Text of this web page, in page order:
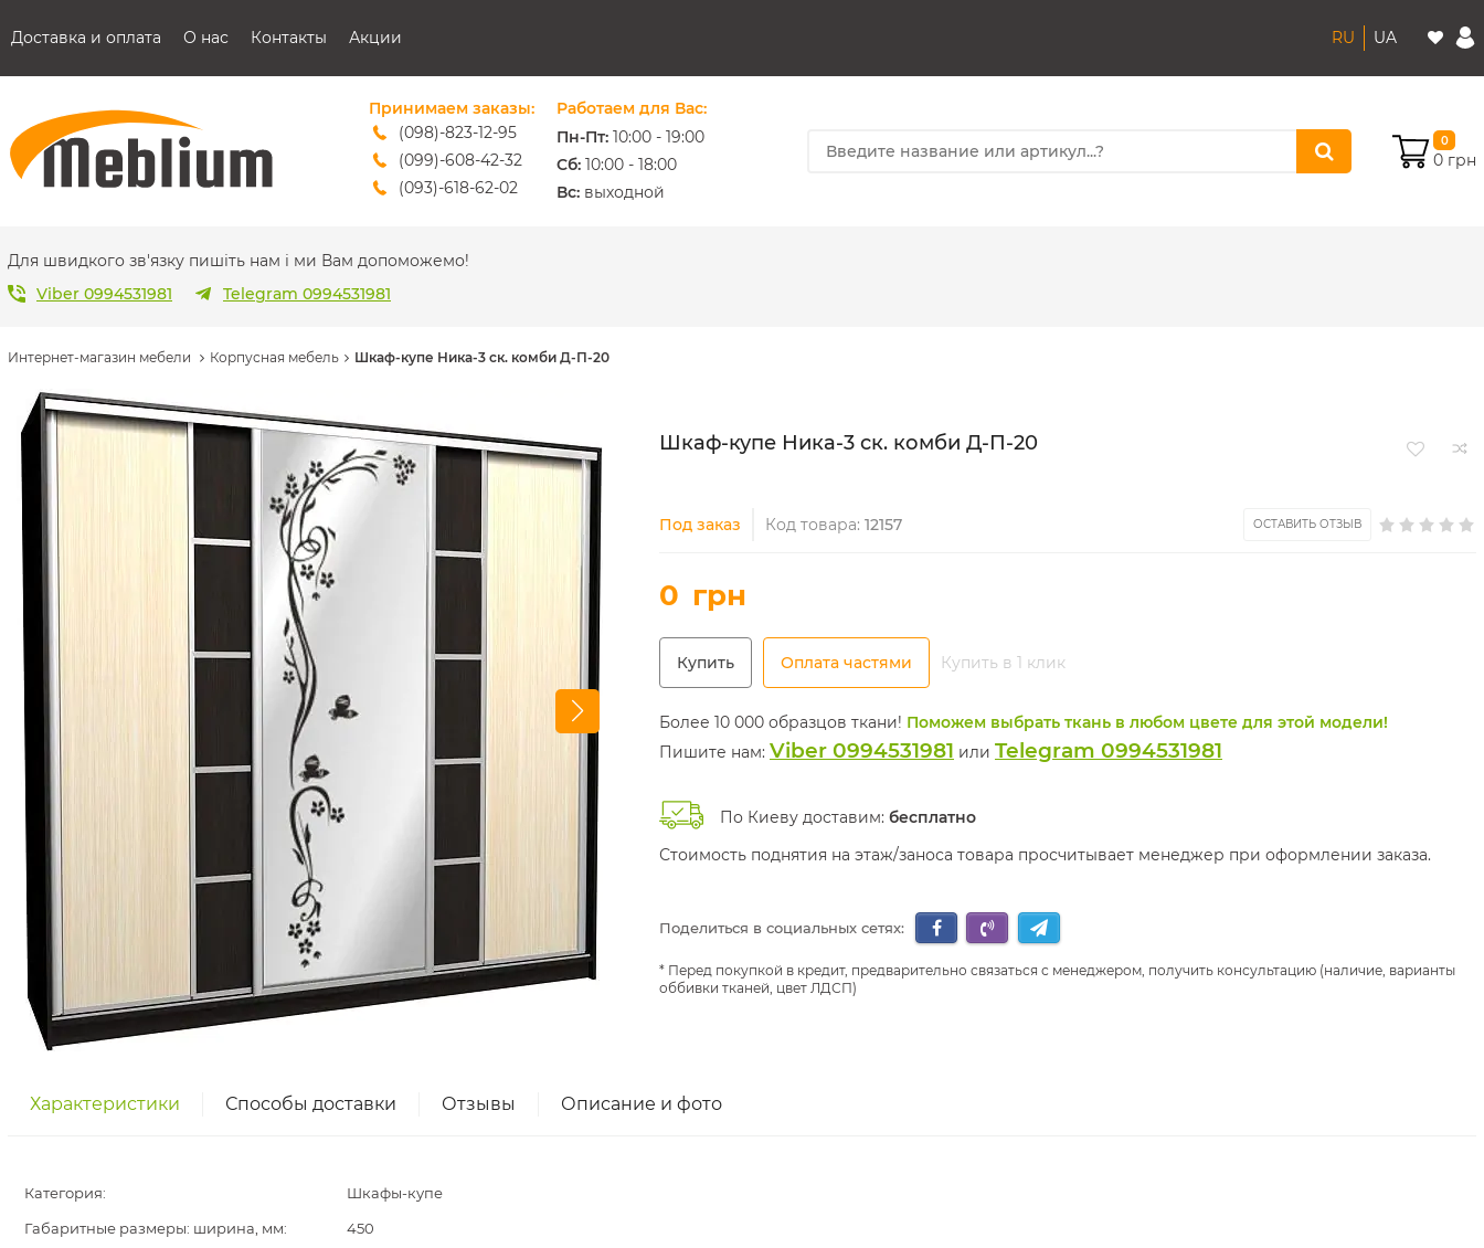
Доставка и оплата О нас Контакты Акции RU UA
Принимаем заказы:
(098)-823-12-95
(099)-608-42-32
(093)-618-62-02
sales@meblium.com.ua
Работаем для Вас:
Пн-Пт: 10:00 - 19:00
Cб: 10:00 - 18:00
Вс: выходной
0
0 грн
Для швидкого зв'язку пишіть нам і ми Вам допоможемо!
Viber 0994531981
Telegram 0994531981
Интернет-магазин мебели Корпусная мебель Шкаф-купе Ника-3 ск. комби Д-П-20
Шкаф-купе Ника-3 ск. комби Д-П-20
Под заказ Код товара: 12157 ОСТАВИТЬ ОТЗЫВ
0 грн
Купить Оплата частями Купить в 1 клик
Более 10 000 образцов ткани! Поможем выбрать ткань в любом цвете для этой модели!
Пишите нам: Viber 0994531981 или Telegram 0994531981
По Киеву доставим: бесплатно
Стоимость поднятия на этаж/заноса товара просчитывает менеджер при оформлении заказа.
Поделиться в социальных сетях:
Перед покупкой в кредит, предварительно связаться с менеджером, получить консультацию (наличие, варианты
оббивки тканей, цвет ЛДСП)
Характеристики Способы доставки Отзывы Описание и фото
Категория:
Шкафы-купе
Габаритные размеры: ширина, мм:
450